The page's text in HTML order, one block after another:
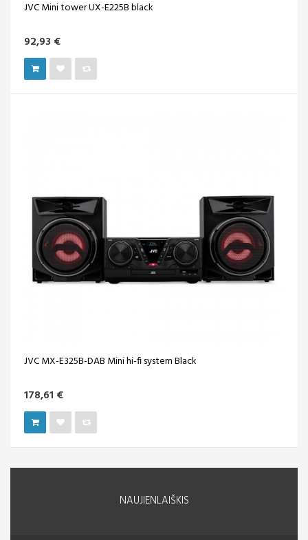
JVC Mini tower UX-E225B black
92,93 €
JVC MX-E325B-DAB Mini hi-fi system Black
178,61 €
NAUJIENLAIŠKIS